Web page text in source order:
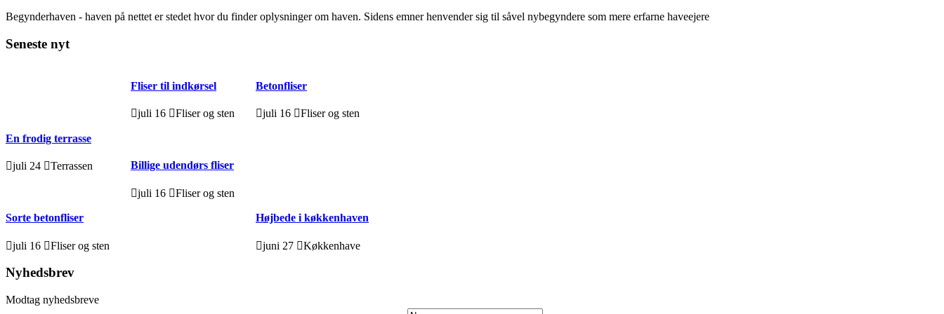
Begynderhaven - haven på nettet er stedet hvor du finder oplysninger om haven. Sidens emner henvender sig til såvel nybegyndere som mere erfarne haveejere
Seneste nyt
En frodig terrasse
juli 24 Terrassen
Sorte betonfliser
juli 16 Fliser og sten
Fliser til indkørsel
juli 16 Fliser og sten
Billige udendørs fliser
juli 16 Fliser og sten
Betonfliser
juli 16 Fliser og sten
Højbede i køkkenhaven
juni 27 Køkkenhave
Nyhedsbrev
Modtag nyhedsbreve